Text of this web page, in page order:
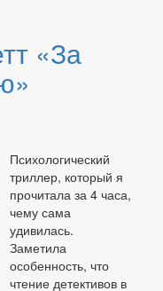
«За
Психологический
триллер, который я
прочитала за 4 часа,
чему сама
удивилась.
Заметила
особенность, что
чтение детективов в